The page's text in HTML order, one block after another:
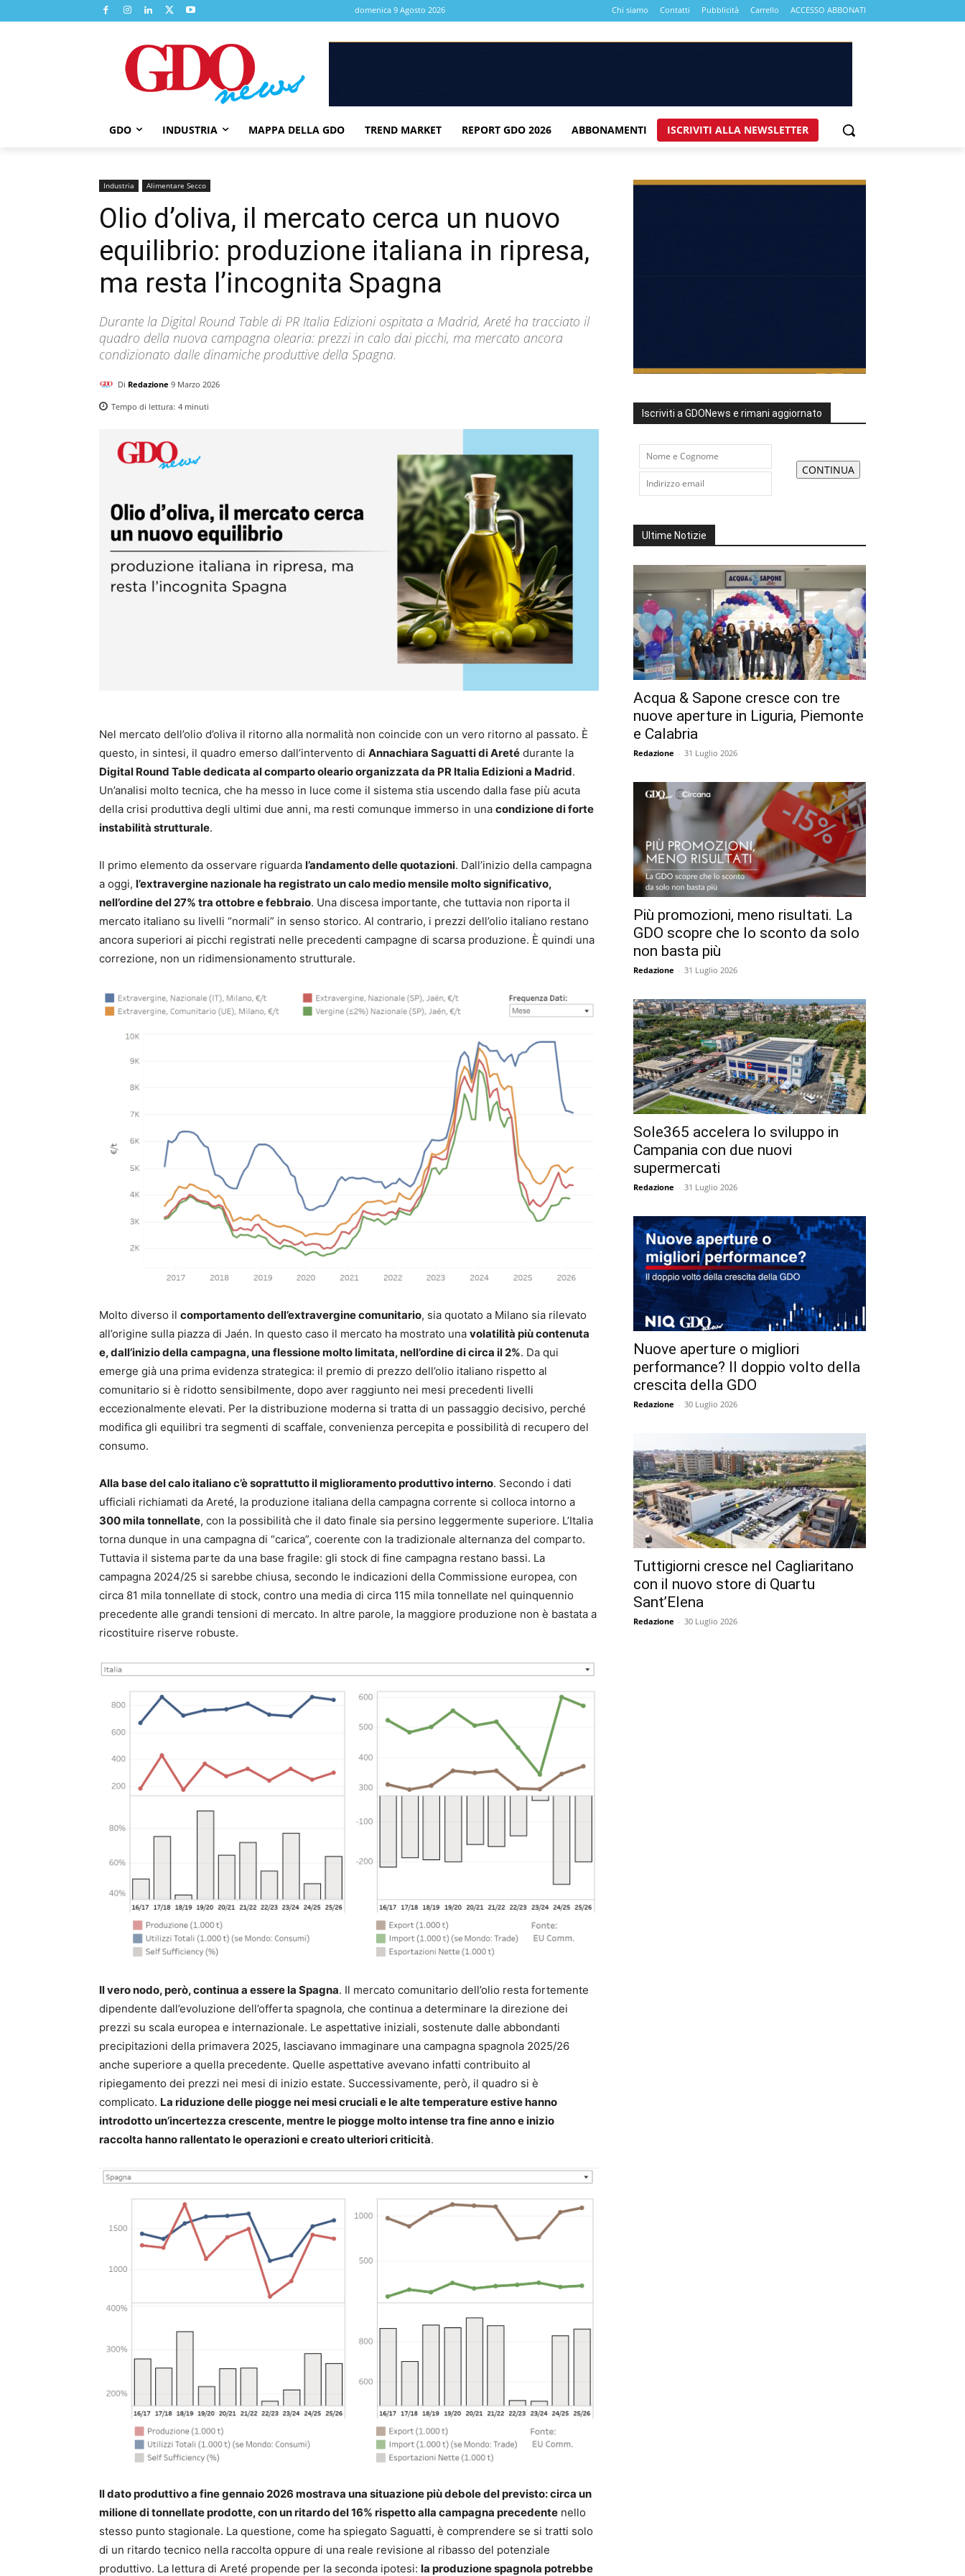
domenica 9 Agosto 2026 Chi siamo Contatti Pubblicità Carrello ACCESSO ABBONATI
GDO INDUSTRIA MAPPA DELLA GDO TREND MARKET REPORT GDO 2026 ABBONAMENTI ISCRIVITI ALLA NEWSLETTER
Industria Alimentare Secco
Olio d’oliva, il mercato cerca un nuovo
equilibrio: produzione italiana in ripresa,
ma resta l’incognita Spagna
Durante la Digital Round Table di PR Italia Edizioni ospitata a Madrid, Areté ha tracciato il
quadro della nuova campagna olearia: prezzi in calo dai picchi, ma mercato ancora
condizionato dalle dinamiche produttive della Spagna.
Di Redazione 9 Marzo 2026
Tempo di lettura: 4 minuti
Nel mercato dell’olio d’oliva il ritorno alla normalità non coincide con un vero ritorno al passato. È
questo, in sintesi, il quadro emerso dall’intervento di Annachiara Saguatti di Areté durante la
Digital Round Table dedicata al comparto oleario organizzata da PR Italia Edizioni a Madrid.
Un’analisi molto tecnica, che ha messo in luce come il sistema stia uscendo dalla fase più acuta
della crisi produttiva degli ultimi due anni, ma resti comunque immerso in una condizione di forte
instabilità strutturale.
Il primo elemento da osservare riguarda l’andamento delle quotazioni. Dall’inizio della campagna
a oggi, l’extravergine nazionale ha registrato un calo medio mensile molto significativo,
nell’ordine del 27% tra ottobre e febbraio. Una discesa importante, che tuttavia non riporta il
mercato italiano su livelli “normali” in senso storico. Al contrario, i prezzi dell’olio italiano restano
ancora superiori ai picchi registrati nelle precedenti campagne di scarsa produzione. È quindi una
correzione, non un ridimensionamento strutturale.
Molto diverso il comportamento dell’extravergine comunitario, sia quotato a Milano sia rilevato
all’origine sulla piazza di Jaén. In questo caso il mercato ha mostrato una volatilità più contenuta
e, dall’inizio della campagna, una flessione molto limitata, nell’ordine di circa il 2%. Da qui
emerge già una prima evidenza strategica: il premio di prezzo dell’olio italiano rispetto al
comunitario si è ridotto sensibilmente, dopo aver raggiunto nei mesi precedenti livelli
eccezionalmente elevati. Per la distribuzione moderna si tratta di un passaggio decisivo, perché
modifica gli equilibri tra segmenti di scaffale, convenienza percepita e possibilità di recupero del
consumo.
Alla base del calo italiano c’è soprattutto il miglioramento produttivo interno. Secondo i dati
ufficiali richiamati da Areté, la produzione italiana della campagna corrente si colloca intorno a
300 mila tonnellate, con la possibilità che il dato finale sia persino leggermente superiore. L’Italia
torna dunque in una campagna di “carica”, coerente con la tradizionale alternanza del comparto.
Tuttavia il sistema parte da una base fragile: gli stock di fine campagna restano bassi. La
campagna 2024/25 si sarebbe chiusa, secondo le indicazioni della Commissione europea, con
circa 81 mila tonnellate di stock, contro una media di circa 115 mila tonnellate nel quinquennio
precedente alle grandi tensioni di mercato. In altre parole, la maggiore produzione non è bastata a
ricostituire riserve robuste.
Il vero nodo, però, continua a essere la Spagna. Il mercato comunitario dell’olio resta fortemente
dipendente dall’evoluzione dell’offerta spagnola, che continua a determinare la direzione dei
prezzi su scala europea e internazionale. Le aspettative iniziali, sostenute dalle abbondanti
precipitazioni della primavera 2025, lasciavano immaginare una campagna spagnola 2025/26
anche superiore a quella precedente. Quelle aspettative avevano infatti contribuito al
ripiegamento dei prezzi nei mesi di inizio estate. Successivamente, però, il quadro si è
complicato. La riduzione delle piogge nei mesi cruciali e le alte temperature estive hanno
introdotto un’incertezza crescente, mentre le piogge molto intense tra fine anno e inizio
raccolta hanno rallentato le operazioni e creato ulteriori criticità.
Il dato produttivo a fine gennaio 2026 mostrava una situazione più debole del previsto: circa un
milione di tonnellate prodotte, con un ritardo del 16% rispetto alla campagna precedente nello
stesso punto stagionale. La questione, come ha spiegato Saguatti, è comprendere se si tratti solo
di un ritardo tecnico nella raccolta oppure di una reale revisione al ribasso del potenziale
produttivo. La lettura di Areté propende per la seconda ipotesi: la produzione spagnola potrebbe
Iscriviti a GDONews e rimani aggiornato
Ultime Notizie
Acqua & Sapone cresce con tre
nuove aperture in Liguria, Piemonte
e Calabria
Redazione - 31 Luglio 2026
Più promozioni, meno risultati. La
GDO scopre che lo sconto da solo
non basta più
Redazione - 31 Luglio 2026
Sole365 accelera lo sviluppo in
Campania con due nuovi
supermercati
Redazione - 31 Luglio 2026
Nuove aperture o migliori
performance? Il doppio volto della
crescita della GDO
Redazione - 30 Luglio 2026
Tuttigiorni cresce nel Cagliaritano
con il nuovo store di Quartu
Sant’Elena
Redazione - 30 Luglio 2026